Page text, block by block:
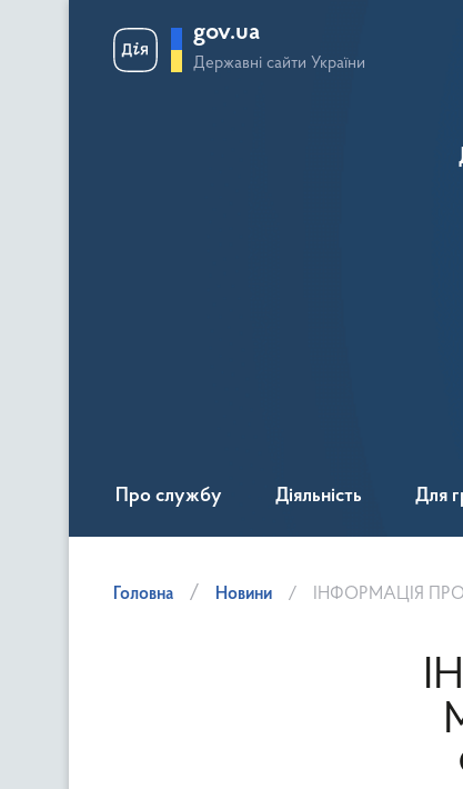
gov.ua
Державні сайти України
Про службу Діяльність Для
Головна Новини ІНФОРМАЦІЯ